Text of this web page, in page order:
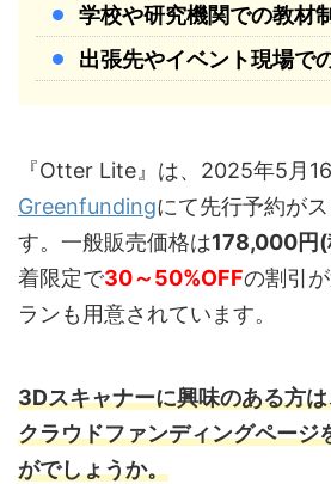
学校や研究機関での教材
出張先やイベント現場で
『Otter Lite』は、2025年5月
Greenfundingにて先行予約が
す。一般販売価格は178,000円(
着限定で30～50%OFFの割引
ランも用意されています。
3Dスキャナーに興味のある方
クラウドファンディングページ
がでしょうか。